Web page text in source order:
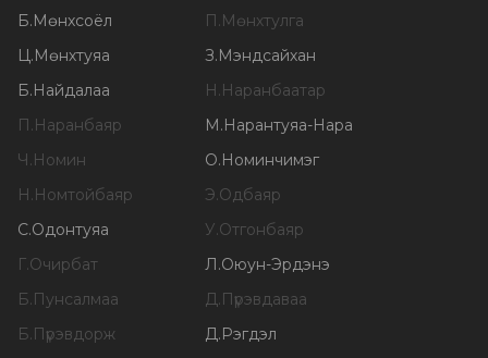
Б.Мөнхсоёл П.Мөнхтулга
Ц.Мөнхтуяа З.Мэндсайхан
Б.Найдалаа Н.Наранбаатар
П.Наранбаяр М.Нарантуяа-Нара
Ч.Номин О.Номинчимэг
Н.Номтойбаяр Э.Одбаяр
С.Одонтуяа У.Отгонбаяр
Г.Очирбат Л.Оюун-Эрдэнэ
Б.Пунсалмаа Д.Пүрэвдаваа
Б.Пүрэвдорж Д.Рэгдэл